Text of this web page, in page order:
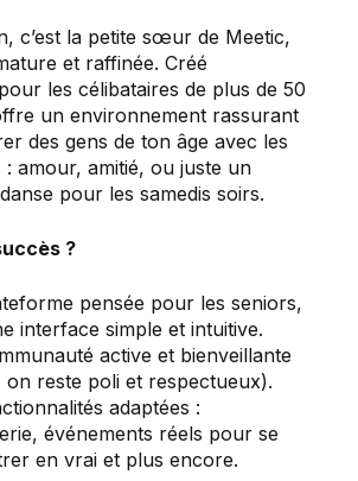
c’est la petite sœur de Meetic,
et raffinée. Créé
les célibataires de plus de 50
un environnement rassurant
des gens de ton âge avec les
: amour, amitié, ou juste un
pour les samedis soirs.
?
pensée pour les seniors,
interface simple et intuitive.
active et bienveillante
on reste poli et respectueux).
adaptées :
événements réels pour se
en vrai et plus encore.